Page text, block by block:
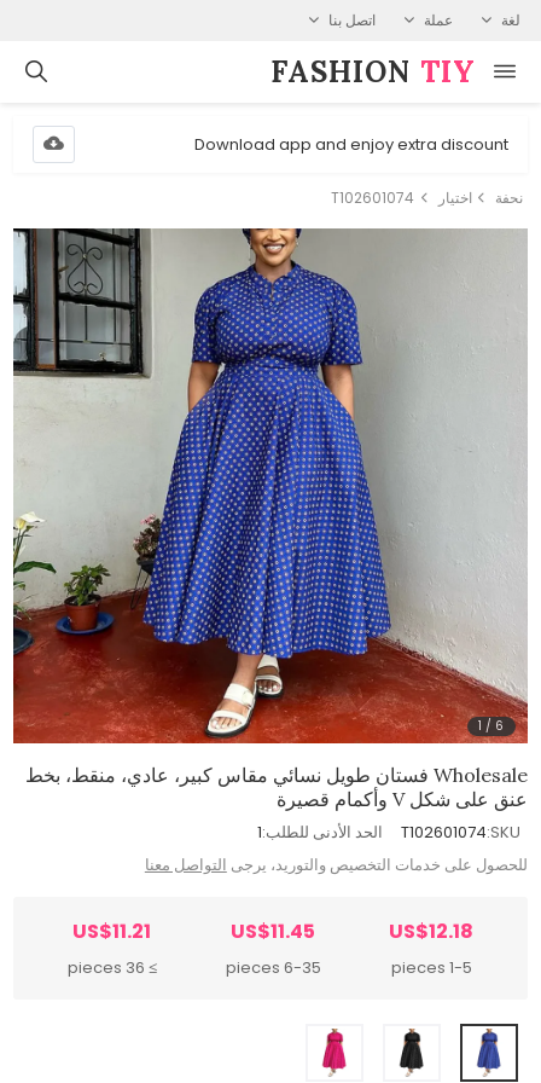
لغة عملة اتصل بنا
FASHION⁠ TIY
Download app and enjoy extra discount
نحفة اختيار T102601074
1 / 6
Wholesale فستان طويل نسائي مقاس كبير، عادي، منقط، بخط
عنق على شكل V وأكمام قصيرة
SKU:
T102601074 الحد الأدنى للطلب:1
للحصول على خدمات التخصيص والتوريد، يرجى التواصل معنا
US$12.18
1-5 pieces
US$11.45
6-35 pieces
US$11.21
≥ 36 pieces